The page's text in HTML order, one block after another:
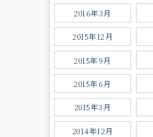
2016年3月
2015年12月
2015年9月
2015年6月
2015年3月
2014年12月